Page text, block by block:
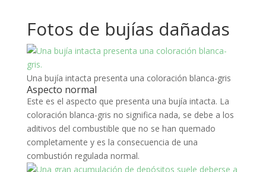
Fotos de bujías dañadas
Una bujía intacta presenta una coloración blanca-gris
Aspecto normal
Este es el aspecto que presenta una bujía intacta. La
coloración blanca-gris no significa nada, se debe a los
aditivos del combustible que no se han quemado
completamente y es la consecuencia de una
combustión regulada normal.